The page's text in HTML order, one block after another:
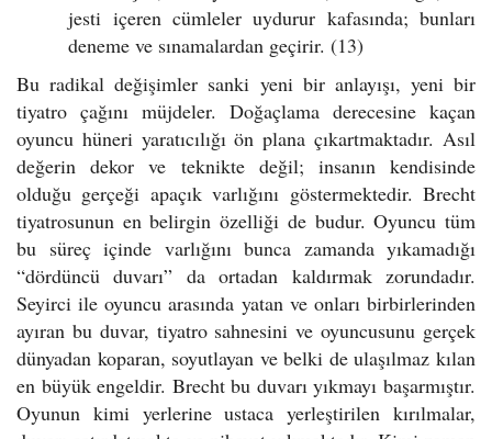
jesti içeren cümleler uydurur kafasında; bunları
deneme ve sınamalardan geçirir. (13)
Bu radikal değişimler sanki yeni bir anlayışı, yeni bir
tiyatro çağını müjdeler. Doğaçlama derecesine kaçan
oyuncu hüneri yaratıcılığı ön plana çıkartmaktadır. Asıl
değerin dekor ve teknikte değil; insanın kendisinde
olduğu gerçeği apaçık varlığını göstermektedir. Brecht
tiyatrosunun en belirgin özelliği de budur. Oyuncu tüm
bu süreç içinde varlığını bunca zamanda yıkamadığı
“dördüncü duvarı” da ortadan kaldırmak zorundadır.
Seyirci ile oyuncu arasında yatan ve onları birbirlerinden
ayıran bu duvar, tiyatro sahnesini ve oyuncusunu gerçek
dünyadan koparan, soyutlayan ve belki de ulaşılmaz kılan
en büyük engeldir. Brecht bu duvarı yıkmayı başarmıştır.
Oyunun kimi yerlerine ustaca yerleştirilen kırılmalar,